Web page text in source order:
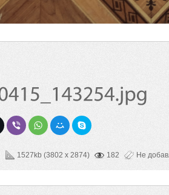
1527kb (3802 x 2874) 182 Не